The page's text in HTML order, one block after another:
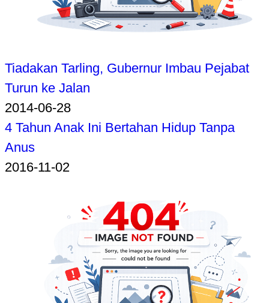
Tiadakan Tarling, Gubernur Imbau Pejabat
Turun ke Jalan
2014-06-28
4 Tahun Anak Ini Bertahan Hidup Tanpa
Anus
2016-11-02